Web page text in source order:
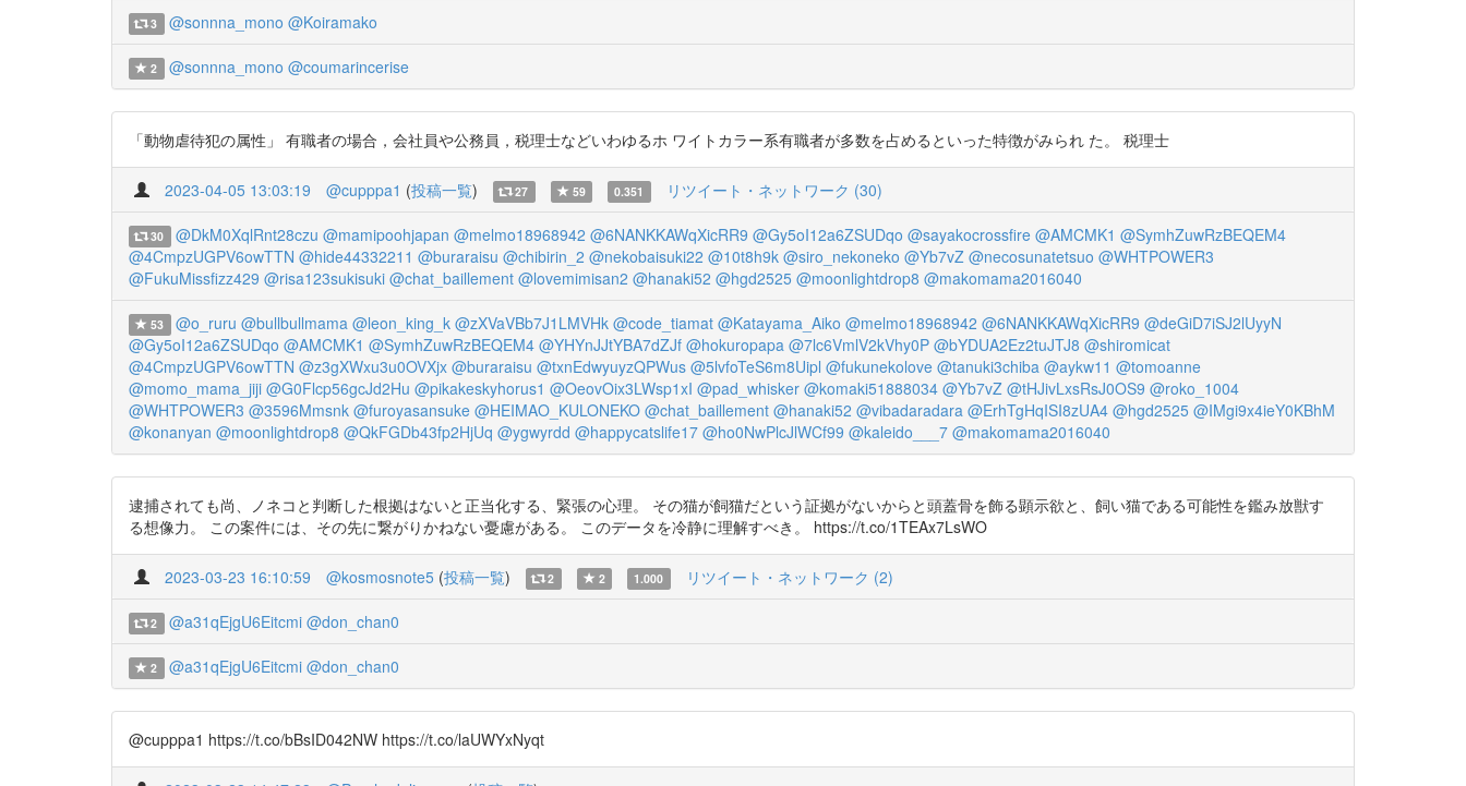
3 @sonnna_mono @Koiramako
2 @sonnna_mono @coumarincerise
「動物虐待犯の属性」 有職者の場合，会社員や公務員，税理士などいわゆるホ ワイトカラー系有職者が多数を占めるといった特徴がみられ た。 税理士
2023-04-05 13:03:19 @cupppa1 (投稿一覧) 27 59 0.351 リツイート・ネットワーク (30)
30 @DkM0XqlRnt28czu @mamipoohjapan @melmo18968942 @6NANKKAWqXicRR9 @Gy5oI12a6ZSUDqo @sayakocrossfire @AMCMK1 @SymhZuwRzBEQEM4
@4CmpzUGPV6owTTN @hide44332211 @buraraisu @chibirin_2 @nekobaisuki22 @10t8h9k @siro_nekoneko @Yb7vZ @necosunatetsuo @WHTPOWER3
@FukuMissfizz429 @risa123sukisuki @chat_baillement @lovemimisan2 @hanaki52 @hgd2525 @moonlightdrop8 @makomama2016040
53 @o_ruru @bullbullmama @leon_king_k @zXVaVBb7J1LMVHk @code_tiamat @Katayama_Aiko @melmo18968942 @6NANKKAWqXicRR9 @deGiD7iSJ2lUyyN
@Gy5oI12a6ZSUDqo @AMCMK1 @SymhZuwRzBEQEM4 @YHYnJJtYBA7dZJf @hokuropapa @7lc6VmlV2kVhy0P @bYDUA2Ez2tuJTJ8 @shiromicat
@4CmpzUGPV6owTTN @z3gXWxu3u0OVXjx @buraraisu @txnEdwyuyzQPWus @5lvfoTeS6m8Uipl @fukunekolove @tanuki3chiba @aykw11 @tomoanne
@momo_mama_jiji @G0Flcp56gcJd2Hu @pikakeskyhorus1 @OeovOix3LWsp1xI @pad_whisker @komaki51888034 @Yb7vZ @tHJivLxsRsJ0OS9 @roko_1004
@WHTPOWER3 @3596Mmsnk @furoyasansuke @HEIMAO_KULONEKO @chat_baillement @hanaki52 @vibadaradara @ErhTgHqISI8zUA4 @hgd2525 @IMgi9x4ieY0KBhM
@konanyan @moonlightdrop8 @QkFGDb43fp2HjUq @ygwyrdd @happycatslife17 @ho0NwPlcJlWCf99 @kaleido___7 @makomama2016040
逮捕されても尚、ノネコと判断した根拠はないと正当化する、緊張の心理。 その猫が飼猫だという証拠がないからと頭蓋骨を飾る顕示欲と、飼い猫である可能性を鑑み放獣す
る想像力。 この案件には、その先に繋がりかねない憂慮がある。 このデータを冷静に理解すべき。 https://t.co/1TEAx7LsWO
2023-03-23 16:10:59 @kosmosnote5 (投稿一覧) 2 2 1.000 リツイート・ネットワーク (2)
2 @a31qEjgU6Eitcmi @don_chan0
2 @a31qEjgU6Eitcmi @don_chan0
@cupppa1 https://t.co/bBsID042NW https://t.co/laUWYxNyqt